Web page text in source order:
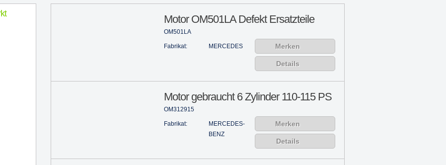
Merken
Details
Motor OM501LA Defekt Ersatzteile
OM501LA
Fabrikat: MERCEDES
Merken
Details
Motor gebraucht 6 Zylinder 110-115 PS
OM312915
Fabrikat:
MERCEDES-
BENZ